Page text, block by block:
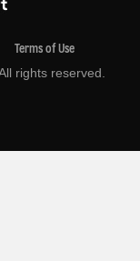
Terms of Use
rights reserved.